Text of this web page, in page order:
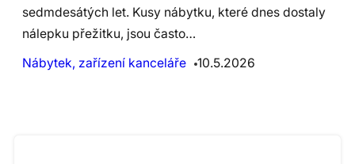
sedmdesátých let. Kusy nábytku, které dnes dostaly
nálepku přežitku, jsou často…
Nábytek, zařízení kanceláře
10.5.2026